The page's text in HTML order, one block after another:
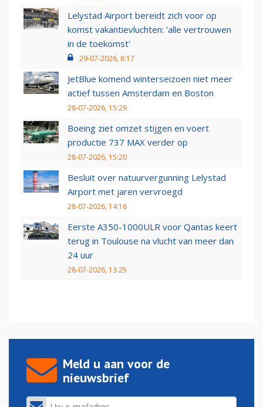
Lelystad Airport bereidt zich voor op
komst vakantievluchten: 'alle vertrouwen
in de toekomst'
29-07-2026, 8:17
JetBlue komend winterseizoen niet meer
actief tussen Amsterdam en Boston
28-07-2026, 15:29
Boeing ziet omzet stijgen en voert
productie 737 MAX verder op
28-07-2026, 15:20
Besluit over natuurvergunning Lelystad
Airport met jaren vervroegd
28-07-2026, 14:16
Eerste A350-1000ULR voor Qantas keert
terug in Toulouse na vlucht van meer dan
24 uur
28-07-2026, 13:25
Meld u aan voor de
nieuwsbrief